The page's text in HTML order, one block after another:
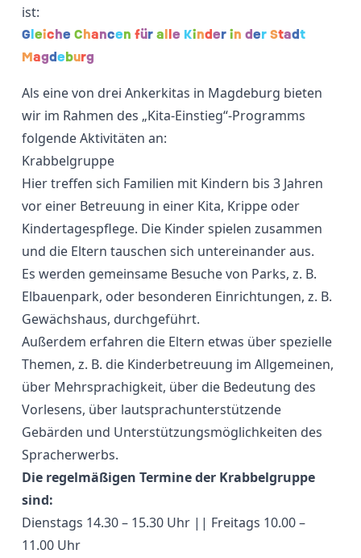
ist:
Gleiche Chancen füralle Kinderin derStadt
Magdeburg
Als eine von drei Ankerkitas in Magdeburg bieten
wir im Rahmen des „Kita-Einstieg“-Programms
folgende Aktivitäten an:
Krabbelgruppe
Hier treffen sich Familien mit Kindern bis 3 Jahren
vor einer Betreuung in einer Kita, Krippe oder
Kindertagespflege. Die Kinder spielen zusammen
und die Eltern tauschen sich untereinander aus.
Es werden gemeinsame Besuche von Parks, z. B.
Elbauenpark, oder besonderen Einrichtungen, z. B.
Gewächshaus, durchgeführt.
Außerdem erfahren die Eltern etwas über spezielle
Themen, z. B. die Kinderbetreuung im Allgemeinen,
über Mehrsprachigkeit, über die Bedeutung des
Vorlesens, über lautsprachunterstützende
Gebärden und Unterstützungsmöglichkeiten des
Spracherwerbs.
Die regelmäßigen Termine der Krabbelgruppe
sind:
Dienstags 14.30 – 15.30 Uhr || Freitags 10.00 –
11.00 Uhr